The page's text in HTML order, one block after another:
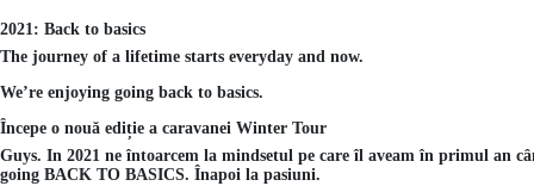
2021: Back to basics
The journey of a lifetime starts everyday and now.
We’re enjoying going back to basics.
Începe o nouă ediție a caravanei Winter Tour
Guys. In 2021 ne întoarcem la mindsetul pe care îl aveam în primul an
going BACK TO BASICS. Înapoi la pasiuni.